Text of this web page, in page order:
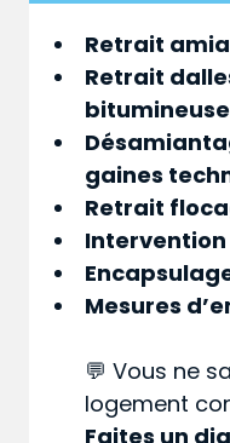
Retrait
Retrait
gaines
Retrait
Intervention
Mesures
💬 Vous ne
logement
Faites un